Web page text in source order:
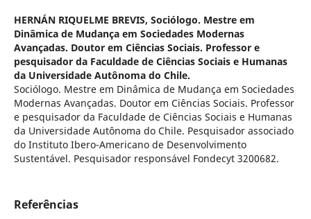
HERNÁN RIQUELME BREVIS, Sociólogo. Mestre em
Dinâmica de Mudança em Sociedades Modernas
Avançadas. Doutor em Ciências Sociais. Professor e
pesquisador da Faculdade de Ciências Sociais e Humanas
da Universidade Autônoma do Chile.
Sociólogo. Mestre em Dinâmica de Mudança em Sociedades
Modernas Avançadas. Doutor em Ciências Sociais. Professor
e pesquisador da Faculdade de Ciências Sociais e Humanas
da Universidade Autônoma do Chile. Pesquisador associado
do Instituto Ibero-Americano de Desenvolvimento
Sustentável. Pesquisador responsável Fondecyt 3200682.
Referências